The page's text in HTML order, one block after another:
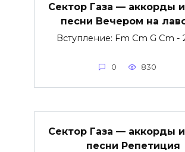
Сектор Газа — аккорды
песни Вечером на
Вступление: Fm Cm G Cm -
0 830
Сектор Газа — аккорды
песни Репетиция